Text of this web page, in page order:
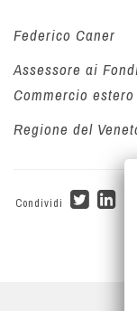
Federico Caner
Assessore ai
Commercio estero
Regione del
Condividi